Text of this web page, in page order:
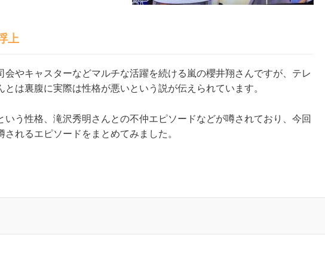
上
会やキャスターなどマルチな活躍を続ける嵐の櫻井翔さんですが、テレ
とは裏腹に実際は性格が悪いという説が伝えられています。
いう性格、滝沢秀明さんとの不仲エピソードなどが噂されており、今回
れるエピソードをまとめてみました。